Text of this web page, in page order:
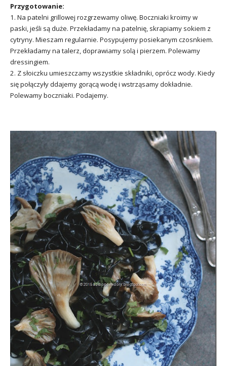
Przygotowanie:
1. Na patelni grillowej rozgrzewamy oliwę. Boczniaki kroimy w
paski, jeśli są duże. Przekładamy na patelnię, skrapiamy sokiem z
cytryny. Mieszam regularnie. Posypujemy posiekanym czosnkiem.
Przekładamy na talerz, doprawiamy solą i pierzem. Polewamy
dressingiem.
2. Z słoiczku umieszczamy wszystkie składniki, oprócz wody. Kiedy
się połączyły ddajemy gorącą wodę i wstrząsamy dokładnie.
Polewamy boczniaki. Podajemy.